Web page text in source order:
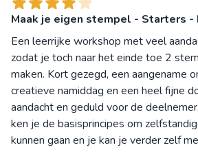
Maak je eigen stempel - Starters -
Een leerrijke workshop met veel
zodat je toch naar het einde toe 2
maken. Kort gezegd, een aangename
creatieve namiddag en een heel fijne
aandacht en geduld voor de
ken je de basisprincipes om
kunnen gaan en je kan je verder zelf